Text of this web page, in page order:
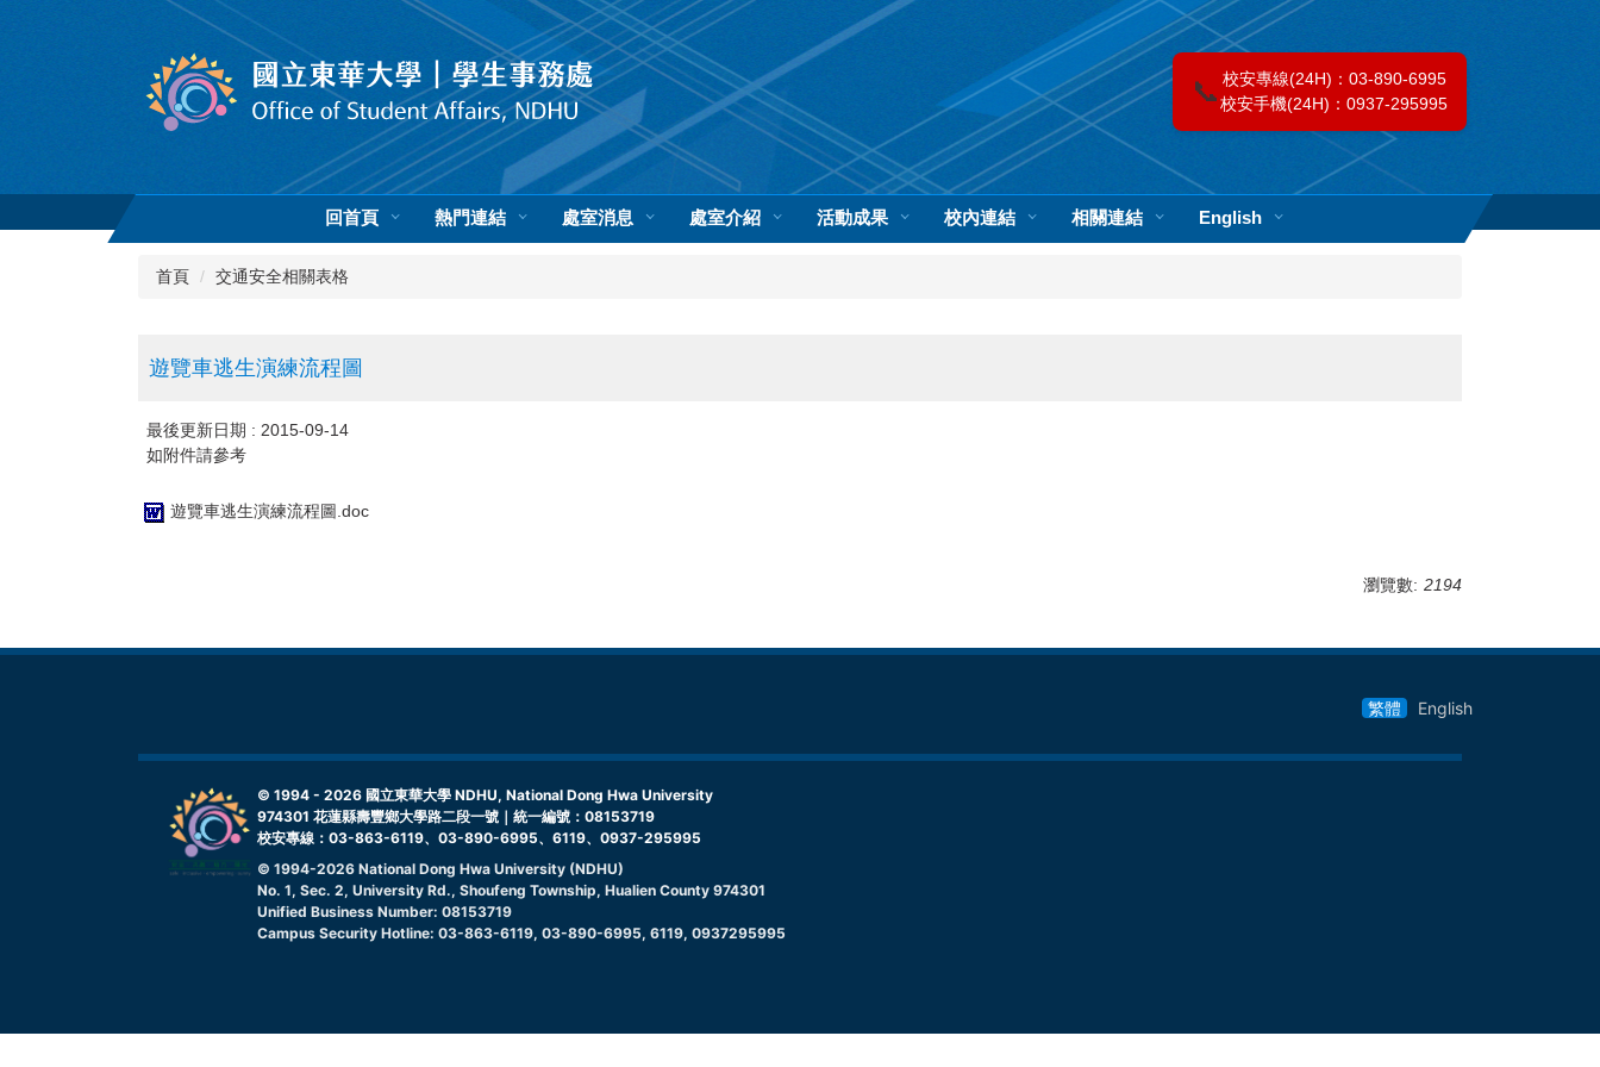
📞 校安專線(24H)：03-890-6995
校安手機(24H)：0937-295995
回首頁 熱門連結 處室消息 處室介紹 活動成果 校內連結 相關連結 English
首頁 交通安全相關表格
遊覽車逃生演練流程圖
最後更新日期 : 2015-09-14
如附件請參考
遊覽車逃生演練流程圖.doc
瀏覽數: 2194
繁體 English
© 1994 - 2026 國立東華大學 NDHU, National Dong Hwa University
974301 花蓮縣壽豐鄉大學路二段一號｜統一編號：08153719
校安專線：03-863-6119、03-890-6995、6119、0937-295995
© 1994-2026 National Dong Hwa University (NDHU)
No. 1, Sec. 2, University Rd., Shoufeng Township, Hualien County 974301
Unified Business Number: 08153719
Campus Security Hotline: 03-863-6119, 03-890-6995, 6119, 0937295995